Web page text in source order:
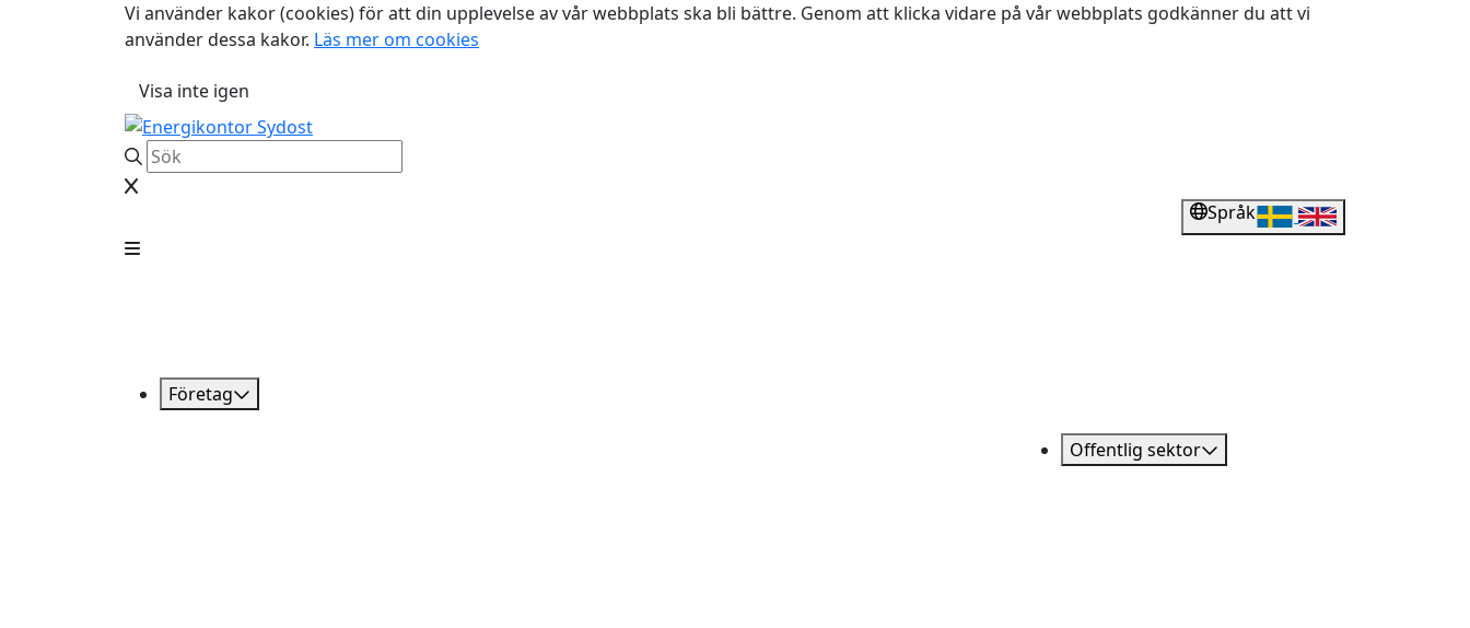
Vi använder kakor (cookies) för att din upplevelse av vår webbplats ska bli bättre. Genom att klicka vidare på vår webbplats godkänner du att vi
använder dessa kakor. Läs mer om cookies
Visa inte igen
Språk
Företag
Offentlig sektor